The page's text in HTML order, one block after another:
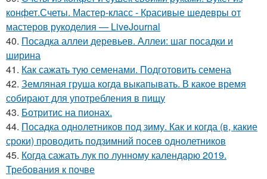
конфет.Счеты. Мастер-класс - Красивые шедевры от
мастеров рукоделия — LiveJournal
40. Посадка аллеи деревьев. Аллеи: шаг посадки и
ширина
41. Как сажать тую семенами. Подготовить семена
42. Земляная груша когда выкапывать. В какое время
собирают для употребления в пищу
43. Ботритис на пионах.
44. Посадка однолетников под зиму. Как и когда (в, какие
сроки) проводить подзимний посев однолетников
45. Когда сажать лук по лунному календарю 2019.
Требования к почве